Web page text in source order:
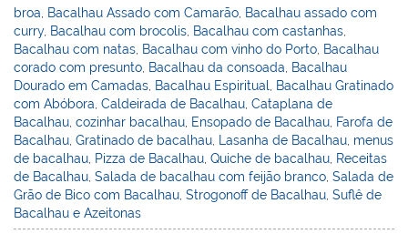
n o
o
k
M
ai
l
broa
Bacalhau Assado com Camarão Bacalhau assado com
curry, Bacalhau com brocolis Bacalhau com castanhas
Bacalhau com natas Bacalhau com vinho do Porto Bacalhau
corado com presunto Bacalhau da consoada
Bacalhau
Dourado em Camadas Bacalhau Espiritual
Bacalhau Gratinado
com Abóbora ,Caldeirada de Bacalhau ,Cataplana de
Bacalhau ,cozinhar bacalhau Ensopado de Bacalhau Farofa de
Bacalhau ,Gratinado de bacalhau Lasanha de Bacalhau menus
de bacalhau Pizza de Bacalhau ,Quiche de bacalhau Receitas
de Bacalhau ,Salada de bacalhau com feijão branco ,Salada de
Grão de Bico com Bacalhau ,Strogonoff de Bacalhau ,Suflê de
Bacalhau e Azeitonas